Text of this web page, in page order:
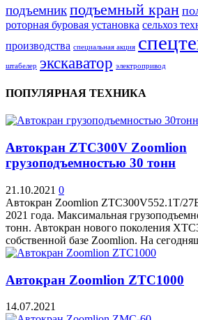
подъемникподъемный кран
роторная буровая установка сельхоз
производства специальная акция
штабелер экскаватор электропривод
ПОПУЛЯРНАЯ ТЕХНИКА
Автокран ZTC300V Zoomlion
грузоподъемностью 30 тонн
21.10.2021 0
Автокран Zoomlion ZTC300V552.1T/
2021 года. Максимальная
тонн. Автокран нового поколения
собственной базе Zoomlion. На
Автокран Zoomlion ZTC1000
14.07.2021